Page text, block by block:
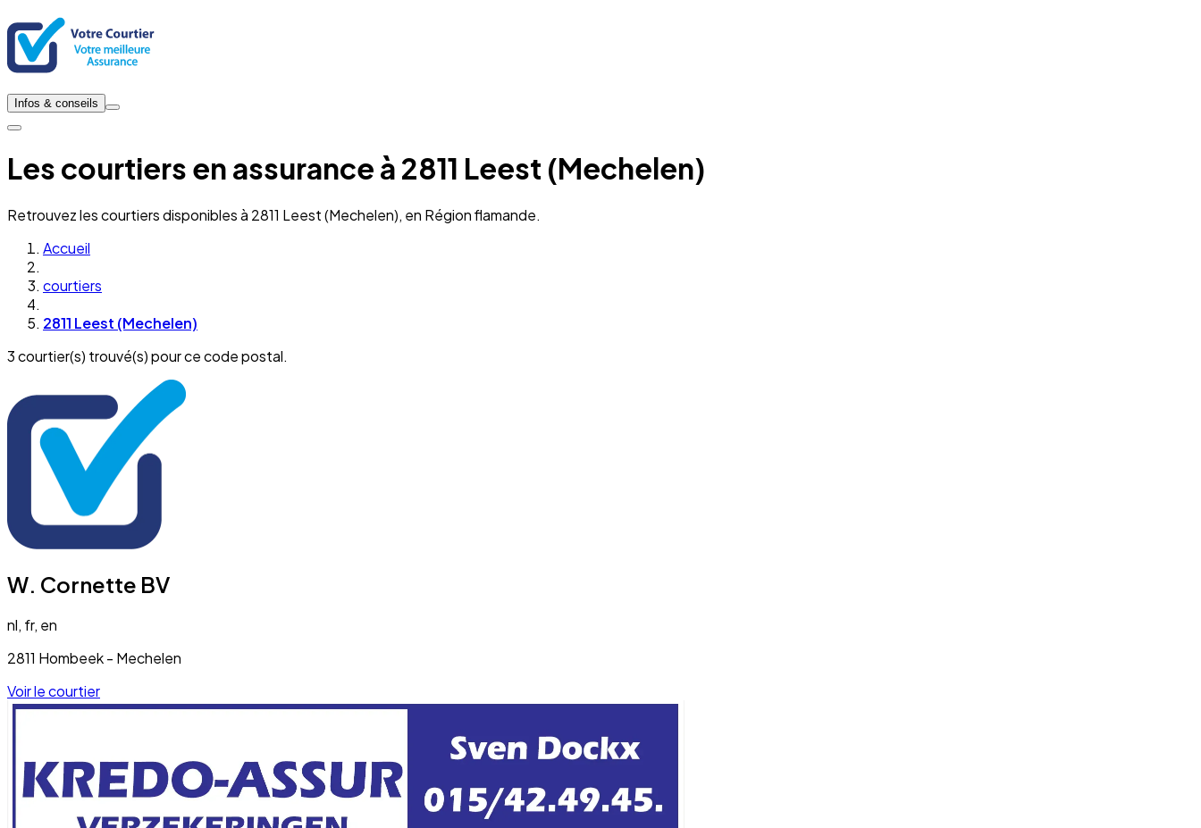
Infos & conseils
Les courtiers en assurance à 2811 Leest (Mechelen)
Retrouvez les courtiers disponibles à 2811 Leest (Mechelen), en Région flamande.
Accueil
courtiers
2811 Leest (Mechelen)
3 courtier(s) trouvé(s) pour ce code postal.
W. Cornette BV
nl, fr, en
2811 Hombeek - Mechelen
Voir le courtier